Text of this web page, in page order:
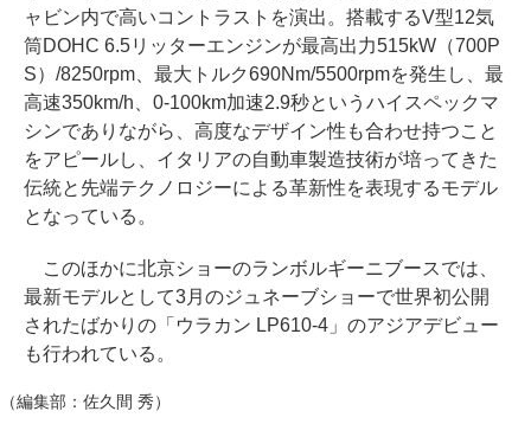
ャビン内で高いコントラストを演出。搭載するV型12気
筒DOHC 6.5リッターエンジンが最高出力515kW（700P
S）/8250rpm、最大トルク690Nm/5500rpmを発生し、最
高速350km/h、0-100km加速2.9秒というハイスペックマ
シンでありながら、高度なデザイン性も合わせ持つこと
をアピールし、イタリアの自動車製造技術が培ってきた
伝統と先端テクノロジーによる革新性を表現するモデル
となっている。
このほかに北京ショーのランボルギーニブースでは、
最新モデルとして3月のジュネーブショーで世界初公開
されたばかりの「ウラカン LP610-4」のアジアデビュー
も行われている。
（編集部：佐久間 秀）